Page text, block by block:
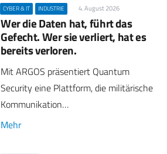
CYBER & IT INDUSTRIE 4. August 2026
Wer die Daten hat, führt das
Gefecht. Wer sie verliert, hat es
bereits verloren.
Mit ARGOS präsentiert Quantum
Security eine Plattform, die militärische
Kommunikation…
Mehr